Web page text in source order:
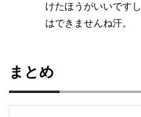
けたほうがいいです
はできませんね汗。
まとめ